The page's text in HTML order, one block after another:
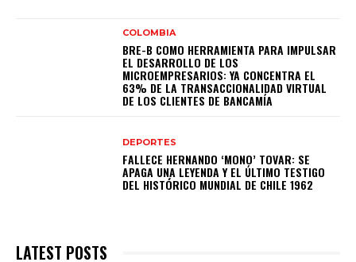
COLOMBIA
BRE-B COMO HERRAMIENTA PARA IMPULSAR
EL DESARROLLO DE LOS
MICROEMPRESARIOS: YA CONCENTRA EL
63% DE LA TRANSACCIONALIDAD VIRTUAL
DE LOS CLIENTES DE BANCAMÍA
DEPORTES
FALLECE HERNANDO ‘MONO’ TOVAR: SE
APAGA UNA LEYENDA Y EL ÚLTIMO TESTIGO
DEL HISTÓRICO MUNDIAL DE CHILE 1962
LATEST POSTS